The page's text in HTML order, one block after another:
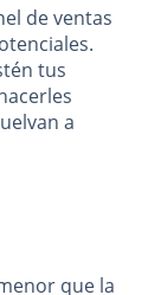
de ventas
tus
a
que la